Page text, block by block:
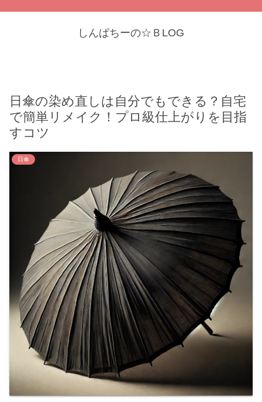
しんぱちーの☆ＢLOG
日傘の染め直しは自分でもできる？自宅
で簡単リメイク！プロ級仕上がりを目指
すコツ
日傘